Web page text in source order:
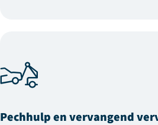
Pechhulp en vervangend